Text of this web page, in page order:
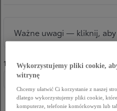
Wykorzystujemy pliki cookie,
witrynę
Chcemy ułatwić Ci korzystanie z naszej
dlatego wykorzystujemy pliki cookie, które
komputerze, telefonie komórkowym lub